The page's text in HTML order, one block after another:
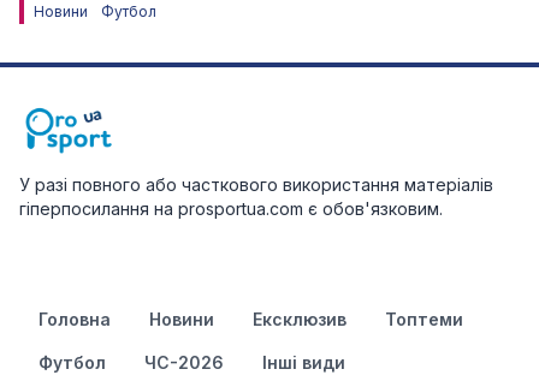
Новини
Футбол
У разі повного або часткового використання матеріалів
гіперпосилання на prosportua.com є обов'язковим.
Головна Новини Ексклюзив Топтеми
Футбол ЧС-2026 Інші види